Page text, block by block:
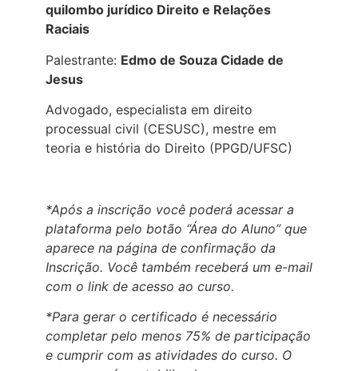
quilombo jurídico Direito e Relações
Raciais
Palestrante: Edmo de Souza Cidade de
Jesus
Advogado, especialista em direito
processual civil (CESUSC), mestre em
teoria e história do Direito (PPGD/UFSC)
*Após a inscrição você poderá acessar a
plataforma pelo botão “Área do Aluno” que
aparece na página de confirmação da
Inscrição. Você também receberá um e-mail
com o link de acesso ao curso.
*Para gerar o certificado é necessário
completar pelo menos 75% de participação
e cumprir com as atividades do curso. O